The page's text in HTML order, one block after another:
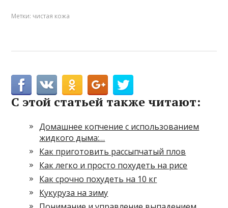
Метки: чистая кожа
С этой статьей также читают:
Домашнее копчение с использованием
жидкого дыма:…
Как приготовить рассыпчатый плов
Как легко и просто похудеть на рисе
Как срочно похудеть на 10 кг
Кукуруза на зиму